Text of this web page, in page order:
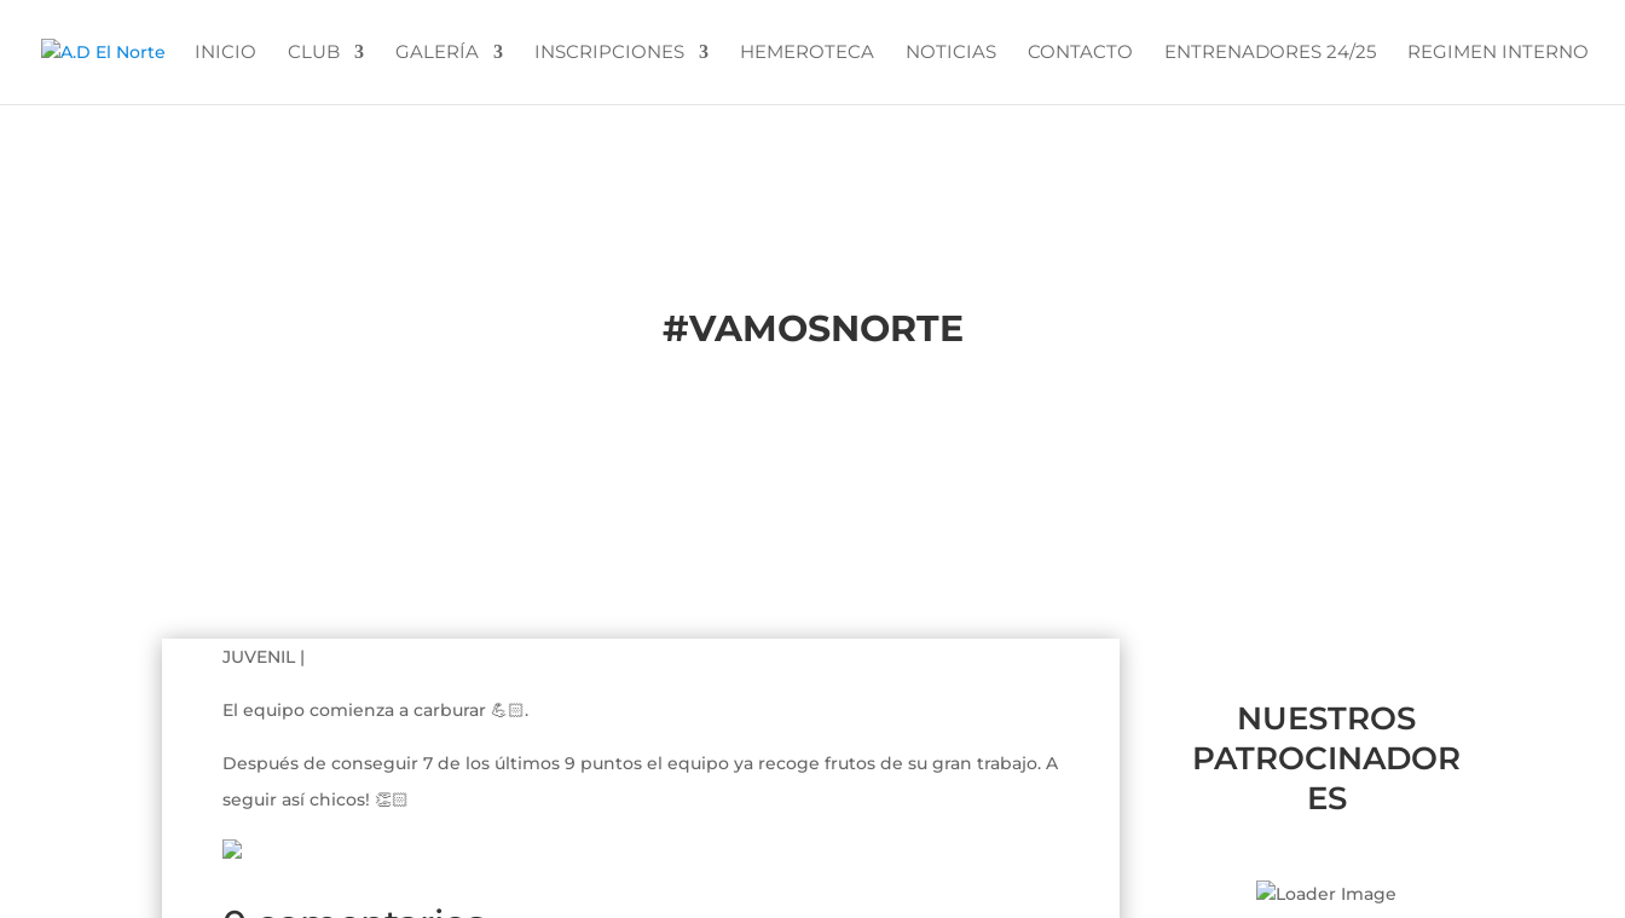
INICIO CLUB GALERÍA INSCRIPCIONES HEMEROTECA NOTICIAS CONTACTO ENTRENADORES 24/25 REGIMEN INTERNO
#VAMOSNORTE
‪JUVENIL |‬
‪El equipo comienza a carburar 💪🏻.‬
‪Después de conseguir 7 de los últimos 9 puntos el equipo ya recoge frutos de su gran trabajo. A
seguir así chicos! 👏🏻‬
NUESTROS
PATROCINADOR
ES